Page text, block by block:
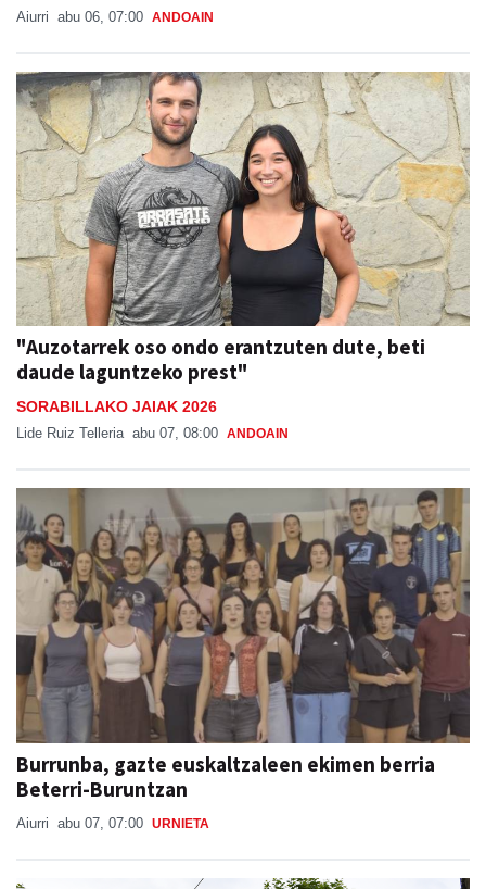
Aiurri abu 06, 07:00 ANDOAIN
"Auzotarrek oso ondo erantzuten dute, beti
daude laguntzeko prest"
SORABILLAKO JAIAK 2026
Lide Ruiz Telleria abu 07, 08:00 ANDOAIN
Burrunba, gazte euskaltzaleen ekimen berria
Beterri-Buruntzan
Aiurri abu 07, 07:00 URNIETA